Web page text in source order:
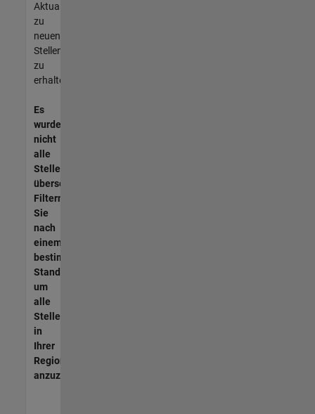
Aktualisierungen
zu
neuen
Stellenangeboten
zu
erhalten.
Es
wurden
nicht
alle
Stellen
übersetzt.
Filtern
Sie
nach
einem
bestimmten
Standort,
um
alle
Stellenangebote
in
Ihrer
Region
anzuzeigen.